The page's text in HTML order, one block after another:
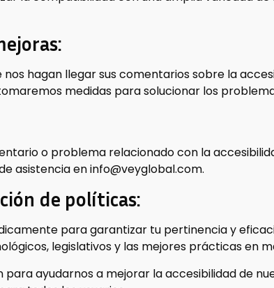
nos hagan llegar sus comentarios sobre la
medidas para solucionar los
o problema relacionado con la
asistencia en info@veyglobal.com.
de políticas:
para garantizar tu pertinencia y
legislativos y las mejores prácticas en
ayudarnos a mejorar la accesibilidad de